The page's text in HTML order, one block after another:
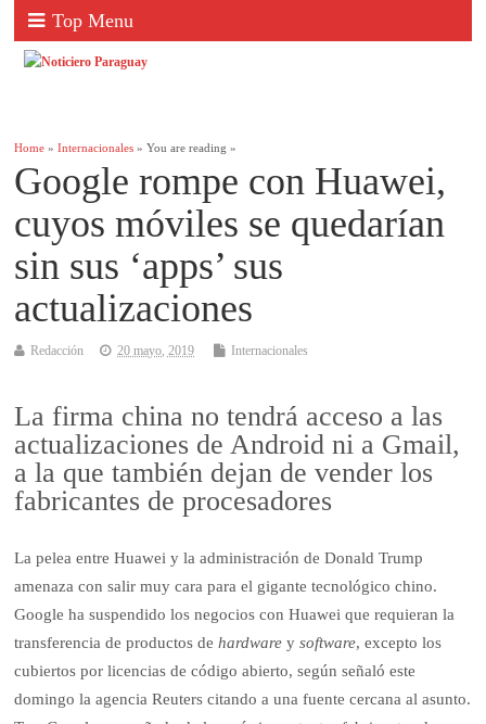
Top Menu
Home »Internacionales » You are reading »
Google rompe con Huawei,
cuyos móviles se quedarían
sin sus ‘apps’ sus
actualizaciones
Redacción 20 mayo, 2019 Internacionales
La firma china no tendrá acceso a las
actualizaciones de Android ni a Gmail,
a la que también dejan de vender los
fabricantes de procesadores
La pelea entre Huawei y la administración de Donald Trump
amenaza con salir muy cara para el gigante tecnológico chino.
Google ha suspendido los negocios con Huawei que requieran la
transferencia de productos dehardware ysoftware, excepto los
cubiertos por licencias de código abierto, según señaló este
domingo la agencia Reuters citando a una fuente cercana al asunto.